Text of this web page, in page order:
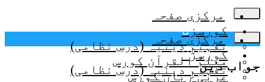
مرکزی صفحہ
کورسز
تفہیمِ دینیہ (درسِ نظامی)
معلمُ القرآن کورس
عربی زبان کورس
مرکزی صفحہ
کورسز
تفہیمِ دینیہ (درسِ نظامی)جواب دیں